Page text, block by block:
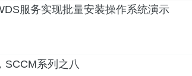
服务实现批量安装操作系统演示
SCCM系列之八